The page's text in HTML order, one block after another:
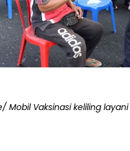
Mobil Vaksinasi keliling